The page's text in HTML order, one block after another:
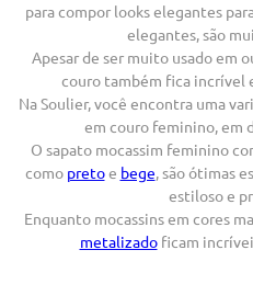
para compor looks elegantes
elegantes, são
Apesar de ser muito usado em
couro também fica incrível
Na Soulier, você encontra uma
em couro feminino, em
O sapato mocassim feminino
como pretoe bege, são ótimas
estiloso e
Enquanto mocassins em cores
metalizadoficam